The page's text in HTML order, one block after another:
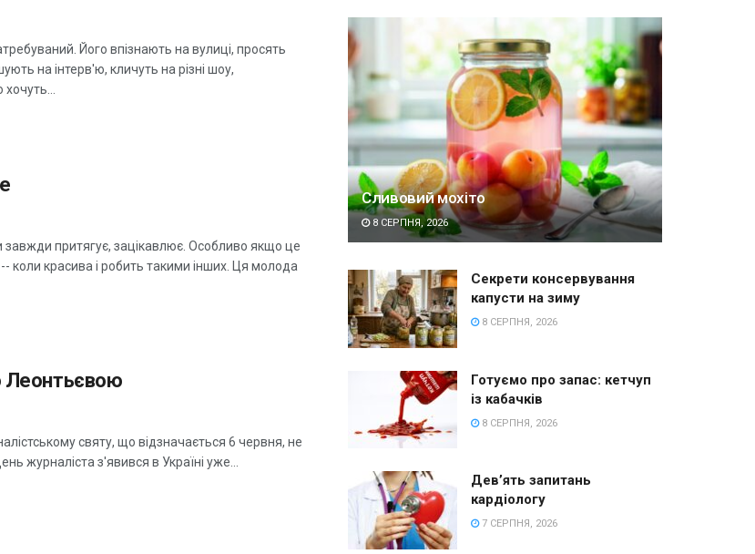
Його впізнають на вулиці, просять
на інтерв'ю, кличуть на різні шоу,
завжди притягує, зацікавлює. Особливо якщо це
коли красива і робить такими інших. Ця молода
Леонтьєвою
святу, що відзначається 6 червня, не
журналіста з'явився в Україні уже...
Сливовий мохіто
8 СЕРПНЯ, 2026
Секрети консервування
капусти на зиму
8 СЕРПНЯ, 2026
Готуємо про запас: кетчуп
із кабачків
8 СЕРПНЯ, 2026
Дев’ять запитань
кардіологу
7 СЕРПНЯ, 2026